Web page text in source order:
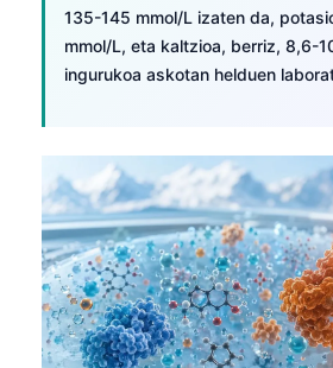
135-145 mmol/L izaten da,
mmol/L, eta kaltzioa, berriz, 8,6-
ingurukoa askotan helduen